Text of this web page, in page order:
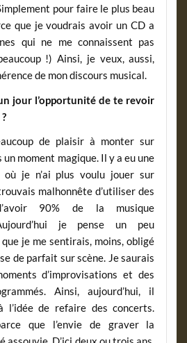
pour faire le plus beau
que je voudrais avoir un CD a
qui ne me connaissent pas
!) Ainsi, je veux, aussi,
de mon discours musical.
jour l’opportunité de te revoir
de plaisir à monter sur
un moment magique. Il y a eu une
où je n’ai plus voulu jouer sur
malhonnête d’utiliser des
90% de la musique
je pense un peu
je me sentirais, moins, obligé
de parfait sur scène. Je saurais
d’improvisations et des
Ainsi, aujourd’hui, il
l’idée de refaire des concerts.
que l’envie de graver la